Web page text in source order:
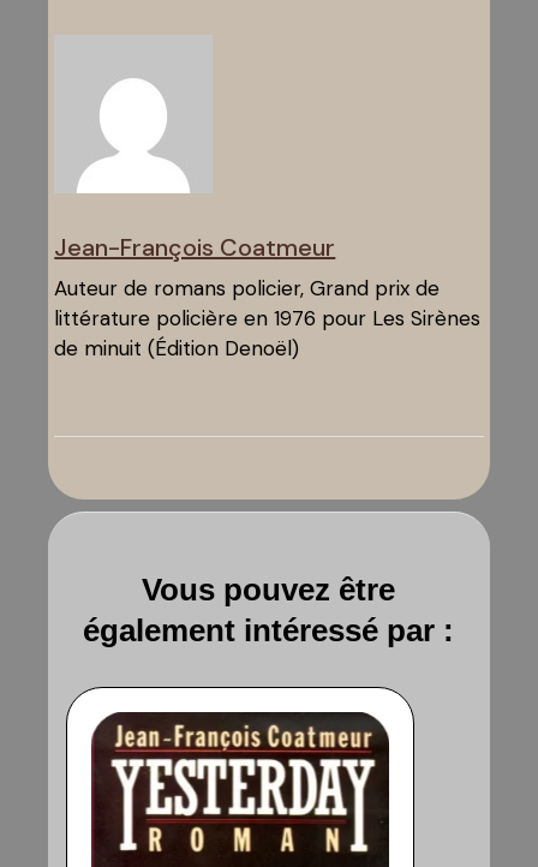
Jean-François Coatmeur
Auteur de romans policier, Grand prix de
littérature policière en 1976 pour Les Sirènes
de minuit (Édition Denoël)
Vous pouvez être
également intéressé par :